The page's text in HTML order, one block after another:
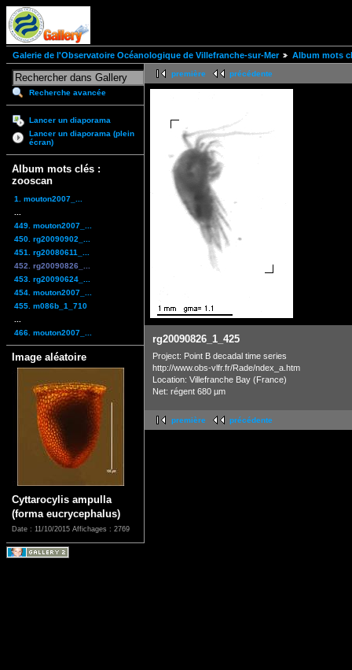
Galerie de l'Observatoire Océanologique de Villefranche-sur-Mer Album mots
Recherche avancée
Lancer un diaporama
Lancer un diaporama (plein
écran)
Album mots clés :
zooscan
1. mouton2007_...
449. mouton2007_...
450. rg20090902_...
451. rg20080611_...
452. rg20090826_...
453. rg20090624_...
454. mouton2007_...
455. m086b_1_710
466. mouton2007_...
Image aléatoire
Cyttarocylis ampulla
(forma eucrycephalus)
Date : 11/10/2015 Affichages : 2769
première précédente
rg20090826_1_425
Project: Point B decadal time series
http://www.obs-vlfr.fr/Rade/ndex_a.htm
Location: Villefranche Bay (France)
Net: régent 680 µm
première précédente